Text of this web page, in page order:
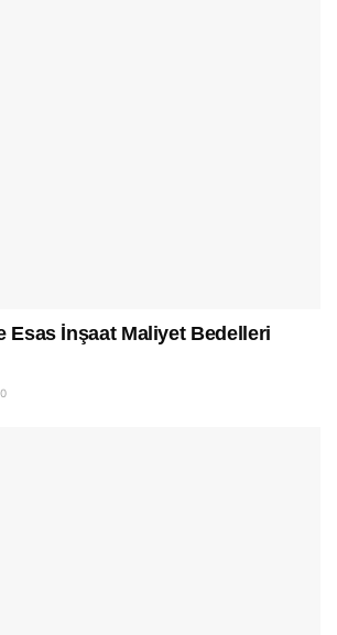
Esas İnşaat Maliyet Bedelleri